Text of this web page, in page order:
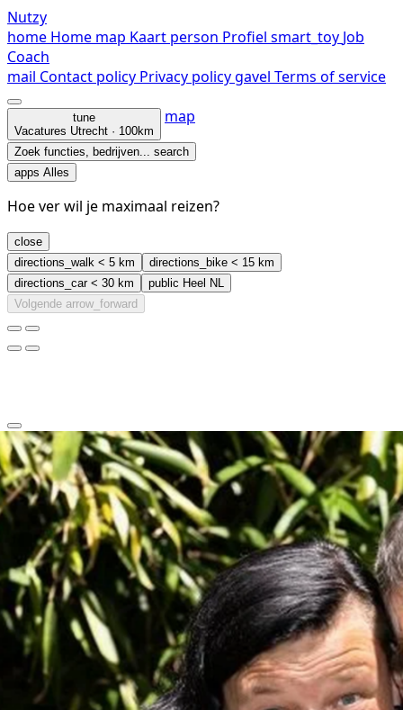
Nutzy
home Home map Kaart person Profiel smart_toy Job
Coach
mail Contact policy Privacy policygavel Terms of service
tune
Vacatures Utrecht · 100km
map
Zoek functies, bedrijven... search
apps Alles
Hoe ver wil je maximaal reizen?
close
directions_walk < 5 km directions_bike < 15 km
directions_car< 30 km public Heel NL
Volgende arrow_forward
clear arrow_back_ios_new
favorite
share